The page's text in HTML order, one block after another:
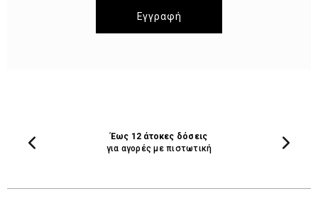
Εγγραφή
Έως 12 άτοκες δόσεις
για αγορές με πιστωτική